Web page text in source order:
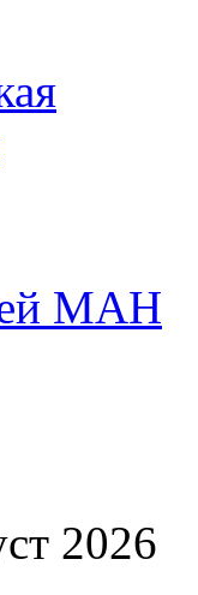
МАН
2026